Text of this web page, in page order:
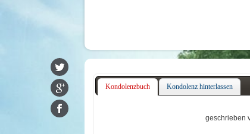
Kondolenzbuch Kondolenz hinterlassen
geschrieben